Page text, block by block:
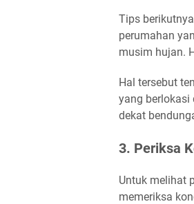
Tips
perumahan
musim hujan.
Hal tersebut
yang berlokasi
dekat
3. Periksa
Untuk melihat
memeriksa